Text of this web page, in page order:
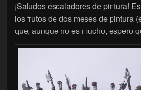
¡Saludos escaladores de pintura!
los frutos de dos meses de pintura
que, aunque no es mucho, espero